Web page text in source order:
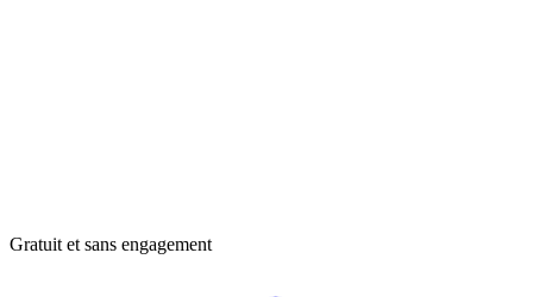
Gratuit et sans engagement